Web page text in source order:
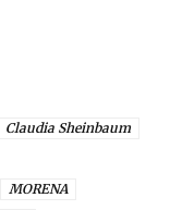
Claudia Sheinbaum
MORENA